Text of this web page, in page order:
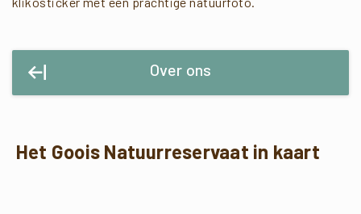
Over ons
Het Goois Natuurreservaat in kaart